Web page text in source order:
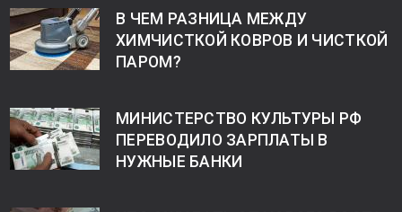
В ЧЕМ РАЗНИЦА МЕЖДУ
ХИМЧИСТКОЙ КОВРОВ И ЧИСТКОЙ
ПАРОМ?
МИНИСТЕРСТВО КУЛЬТУРЫ РФ
ПЕРЕВОДИЛО ЗАРПЛАТЫ В
НУЖНЫЕ БАНКИ